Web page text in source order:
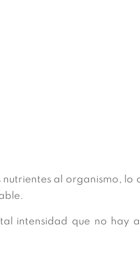
al organismo, lo
intensidad que no hay